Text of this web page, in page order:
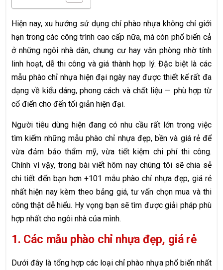
Hiện nay, xu hướng sử dụng chỉ phào nhựa không chỉ giới
hạn trong các công trình cao cấp nữa, mà còn phổ biến cả
ở những ngôi nhà dân, chung cư hay văn phòng nhờ tính
linh hoạt, dễ thi công và giá thành hợp lý. Đặc biệt là các
mẫu phào chỉ nhựa hiện đại ngày nay được thiết kế rất đa
dạng về kiểu dáng, phong cách và chất liệu — phù hợp từ
cổ điển cho đến tối giản hiện đại.
Người tiêu dùng hiện đang có nhu cầu rất lớn trong việc
tìm kiếm những mẫu phào chỉ nhựa đẹp, bền và giá rẻ để
vừa đảm bảo thẩm mỹ, vừa tiết kiệm chi phí thi công.
Chính vì vậy, trong bài viết hôm nay chúng tôi sẽ chia sẻ
chi tiết đến bạn hơn +101 mẫu phào chỉ nhựa đẹp, giá rẻ
nhất hiện nay kèm theo bảng giá, tư vấn chọn mua và thi
công thật dễ hiểu. Hy vọng bạn sẽ tìm được giải pháp phù
hợp nhất cho ngôi nhà của mình.
1. Các mẫu phào chỉ nhựa đẹp, giá rẻ
Dưới đây là tổng hợp các loại chỉ phào nhựa phổ biến nhất